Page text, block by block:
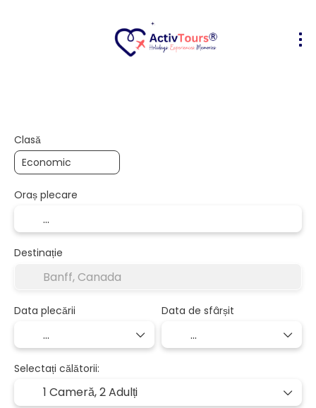
Clasă
Oraș plecare
Destinație
Data plecării Data de sfârșit
Selectați călătorii:
1 Cameră,2 Adulți